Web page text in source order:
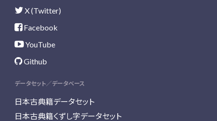
X (Twitter)
Facebook
YouTube
Github
データセット／データベース
日本古典籍データセット
日本古典籍くずし字データセット